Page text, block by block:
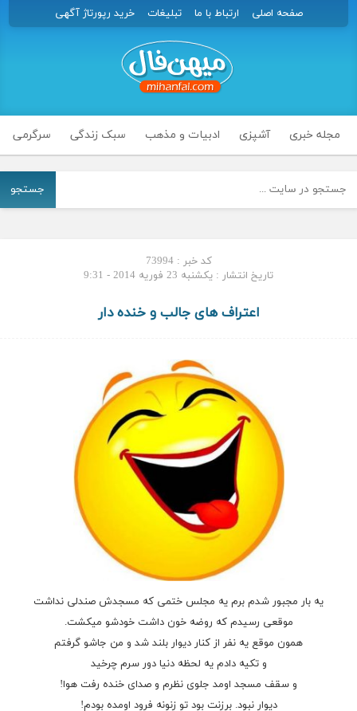
صفحه اصلی ارتباط با ما تبلیغات خرید رپورتاژ آگهی
مجله خبری آشپزی ادبیات و مذهب سبک زندگی سرگرمی
جستجو
کد خبر : 73994
تاریخ انتشار : یکشنبه 23 فوریه 2014 - 9:31
اعتراف های جالب و خنده دار
یه بار مجبور شدم برم یه مجلس ختمی که مسجدش صندلی نداشت
موقعی رسیدم که روضه خون داشت خودشو میکشت.
همون موقع یه نفر از کنار دیوار بلند شد و من جاشو گرفتم
و تکیه دادم یه لحظه دنیا دور سرم چرخید
و سقف مسجد اومد جلوی نظرم و صدای خنده رفت هوا!
دیوار نبود. برزنت بود تو زنونه فرود اومده بودم!